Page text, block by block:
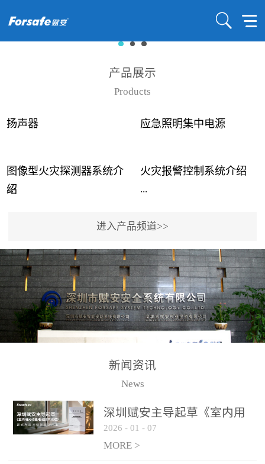
产品展示
Products
扬声器 应急照明集中电源
图像型火灾探测器系统介
绍
...
事故频发，传统的火灾探
测方法已无法满足要求。
尤其是目前众多的大型影
剧院、会议展览中心、体
育馆、大型仓库和隧道空
间等，其建筑结构特殊、
火灾隐患多。一旦发生火
传统的火灾关测器无法被
及时缺发，不能及早发现
和有效扑救火火，这不仅
火灾报警控制系统介绍
...
用了具有仲裁机制和冗余
校验的总线传输技术、线
路状态检测与保护技术、
后向光电感烟探测技术、
高可靠的系统抗干扰技术
等多项专利技术和专有技
警领域三十多年技术积累
和工程实践的结晶。
进入产品频道>>
新闻资讯
News
深圳赋安主导起草《室内用
光动能电池技术规程》 正式
布局光伏新能源产业
2026 - 01 - 07
MORE >